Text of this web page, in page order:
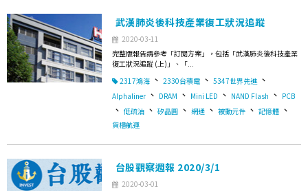
武漢肺炎後科技產業復工狀況追蹤
2020-03-11
完整版報告請參考「訂閱方案」，包括「武漢肺炎後科技產業
復工狀況追蹤 (上)」、「...
2317鴻海 、 2330台積電 、 5347世界先進 、
Alphaliner 、 DRAM 、 Mini LED 、 NAND Flash 、 PCB
、 低硫油 、 矽晶圓 、 網通 、 被動元件 、 記憶體 、
貨櫃航運
台股觀察週報 2020/3/1
2020-03-01